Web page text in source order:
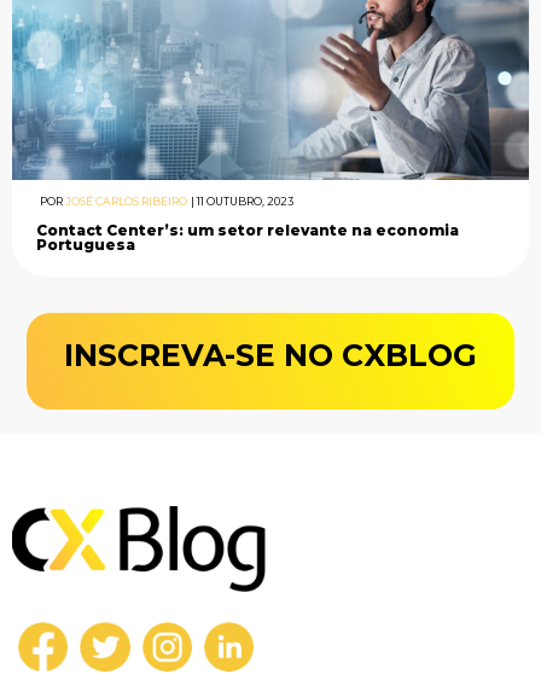
PORJOSÉ CARLOS RIBEIRO |11 OUTUBRO, 2023
Contact Center’s: um setor relevante na economia
Portuguesa
INSCREVA-SE NO CXBLOG